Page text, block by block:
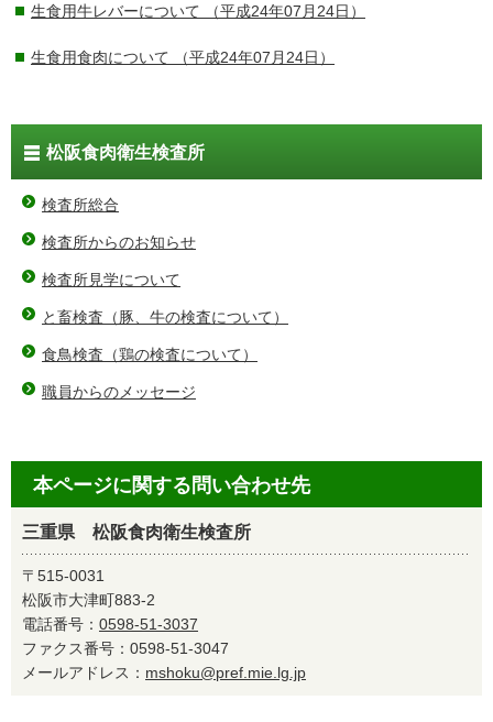
生食用牛レバーについて （平成24年07月24日）
生食用食肉について （平成24年07月24日）
松阪食肉衛生検査所
検査所総合
検査所からのお知らせ
検査所見学について
と畜検査（豚、牛の検査について）
食鳥検査（鶏の検査について）
職員からのメッセージ
本ページに関する問い合わせ先
三重県 松阪食肉衛生検査所
〒515-0031
松阪市大津町883-2
電話番号： 0598-51-3037
ファクス番号：0598-51-3047
メールアドレス： mshoku@pref.mie.lg.jp